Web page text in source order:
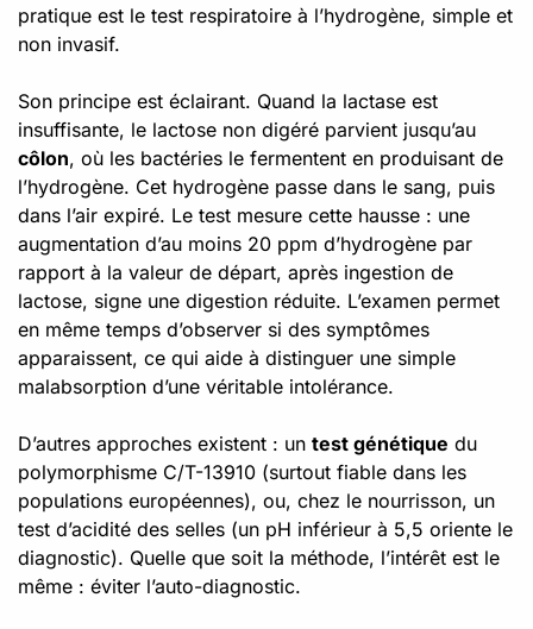
pratique est le test respiratoire à l’hydrogène, simple et
non invasif.
Son principe est éclairant. Quand la lactase est
insuffisante, le lactose non digéré parvient jusqu’au
côlon, où les bactéries le fermentent en produisant de
l’hydrogène. Cet hydrogène passe dans le sang, puis
dans l’air expiré. Le test mesure cette hausse : une
augmentation d’au moins 20 ppm d’hydrogène par
rapport à la valeur de départ, après ingestion de
lactose, signe une digestion réduite. L’examen permet
en même temps d’observer si des symptômes
apparaissent, ce qui aide à distinguer une simple
malabsorption d’une véritable intolérance.
D’autres approches existent : un test génétique du
polymorphisme C/T-13910 (surtout fiable dans les
populations européennes), ou, chez le nourrisson, un
test d’acidité des selles (un pH inférieur à 5,5 oriente le
diagnostic). Quelle que soit la méthode, l’intérêt est le
même : éviter l’auto-diagnostic.